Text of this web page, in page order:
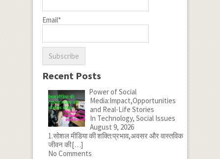
Email*
Recent Posts
Power of Social
Media:Impact,Opportunities
and Real-Life Stories
In Technology, Social Issues
August 9, 2026
1.सोशल मीडिया की शक्ति:प्रभाव,अवसर और वास्तविक
जीवन की[…]
No Comments